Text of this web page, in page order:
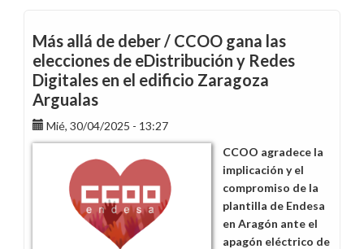
modificación
en
la
flexibilidad
los
horarios
de
jornada
continua
de
Aragón
Más allá de deber / CCOO gana las
elecciones de eDistribución y Redes
Digitales en el edificio Zaragoza
Argualas
Mié, 30/04/2025 - 13:27
CCOO agradece la
implicación y el
compromiso de la
plantilla de Endesa
en Aragón ante el
apagón eléctrico de